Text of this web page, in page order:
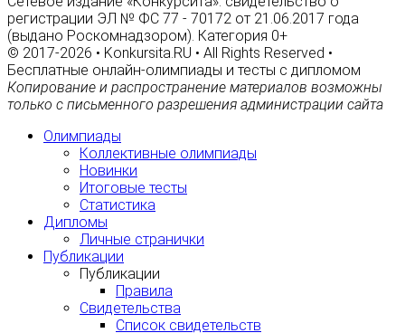
регистрации ЭЛ № ФС 77 - 70172 от 21.06.2017 года
(выдано Роскомнадзором). Категория 0+
© 2017-2026 • Konkursita.RU • All Rights Reserved •
Бесплатные онлайн-олимпиады и тесты с дипломом
Копирование и распространение материалов возможны
только с письменного разрешения администрации сайта
Олимпиады
Коллективные олимпиады
Новинки
Итоговые тесты
Статистика
Дипломы
Личные странички
Публикации
Публикации
Правила
Свидетельства
Список свидетельств